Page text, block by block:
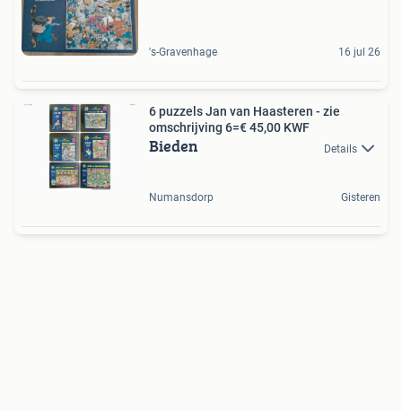
's-Gravenhage 16 jul 26
6 puzzels Jan van Haasteren - zie
omschrijving 6=€ 45,00 KWF
Bieden Details
Numansdorp Gisteren